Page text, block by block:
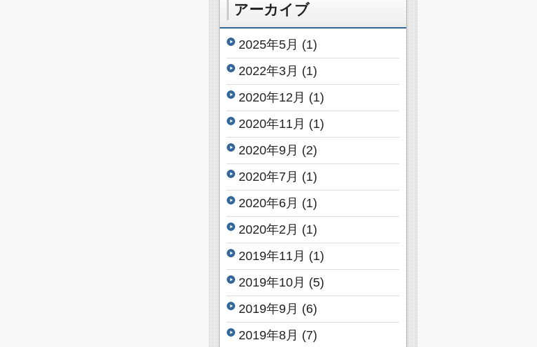
アーカイブ
2025年5月 (1)
2022年3月 (1)
2020年12月 (1)
2020年11月 (1)
2020年9月 (2)
2020年7月 (1)
2020年6月 (1)
2020年2月 (1)
2019年11月 (1)
2019年10月 (5)
2019年9月 (6)
2019年8月 (7)